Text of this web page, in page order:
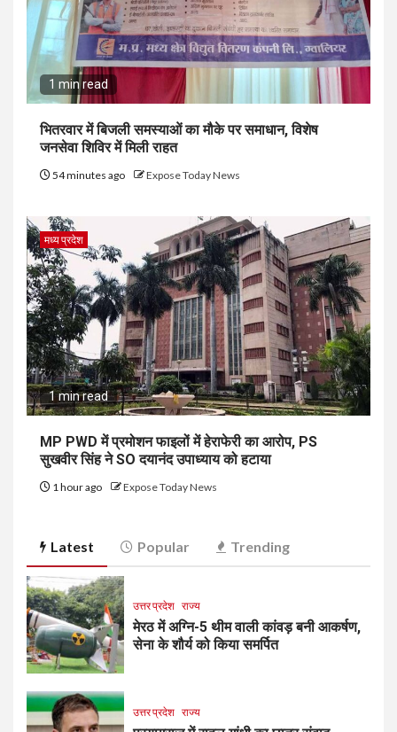
1 min read
भितरवार में बिजली समस्याओं का मौके पर समाधान, विशेष
जनसेवा शिविर में मिली राहत
54 minutes ago Expose Today News
मध्य प्रदेश
1 min read
MP PWD में प्रमोशन फाइलों में हेराफेरी का आरोप, PS
सुखवीर सिंह ने SO दयानंद उपाध्याय को हटाया
1 hour ago Expose Today News
Latest Popular Trending
उत्तर प्रदेश राज्य
मेरठ में अग्नि-5 थीम वाली कांवड़ बनी आकर्षण,
सेना के शौर्य को किया समर्पित
उत्तर प्रदेश राज्य